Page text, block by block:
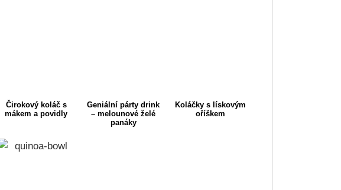
Čirokový koláč s
mákem a povidly
Geniální párty drink
– melounové želé
panáky
Koláčky s lískovým
oříškem